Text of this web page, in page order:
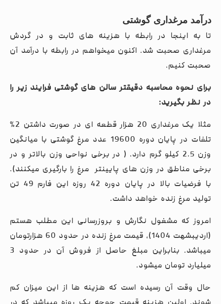
درآمد مرغداری گوشتی
تا به اینجا در رابطه با هزینه های ثابت و در گردش
مرغداری صحبت شد. اکنون میخواهم در رابطه با درآمد آن
صحبت کنیم.
برای نحوه محاسبه دقیقتر سالن های گوشتی فرایند زیر را
در نظر بگیرید:
مثلا یک مرغداری 20 هزار قطعه ای در صورت داشتن 2%
تلفات در پایان دوره 19600 عدد مرغ گوشتی با میانگین
وزن 2.5 کیلو گرم دارد. ( در برخی نواحی وزن بالاتر و در
برخی مناطق در وزن های پایینتر مرغ را بارگیری میکنند).
با فرضیات بالا در پایان دوره 42 روزه این فارم 49 تن
تولید مرغ زنده خواهد داشت.
امروز که مشغول نگارش و بروزرسانی این مطلب هستم
(اردیبشهت 1404)، قیمت مرغ زنده در حدود 60 هزارتومان
میباشد. بنابراین مبلغ حاصل از فروش آن در حدود 3
میلیارد تومان میشود.
حال وقت آن رسیده است که هزینه ها از این میزان کم